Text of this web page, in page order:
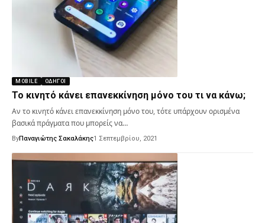
MOBILE ΟΔΗΓΟΊ
Το κινητό κάνει επανεκκίνηση μόνο του τι να κάνω;
Αν το κινητό κάνει επανεκκίνηση μόνο του, τότε υπάρχουν ορισμένα
βασικά πράγματα που μπορείς να…
ByΠαναγιώτης Σακαλάκης1 Σεπτεμβρίου, 2021